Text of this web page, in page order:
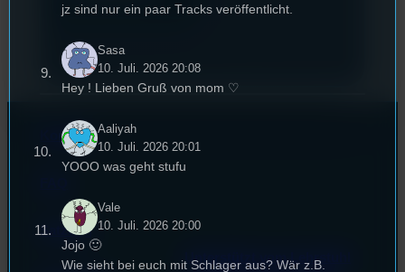
Kontakt
Satzung
Unterstützt vom Lehrstuhl
jz sind nur ein paar Tracks veröffentlicht.
Sasa
10. Juli. 2026 20:08
Hey ! Lieben Gruß von mom ♡
Aaliyah
10. Juli. 2026 20:01
YOOO was geht stufu
Vale
10. Juli. 2026 20:00
Jojo 🙂
Wie sieht bei euch mit Schlager aus? Wär z.B.